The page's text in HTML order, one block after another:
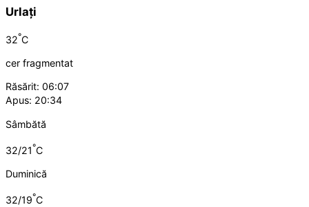
Urlați
32°C
cer fragmentat
Răsărit: 06:07
Apus: 20:34
Sâmbătă
32/21°C
Duminică
32/19°C